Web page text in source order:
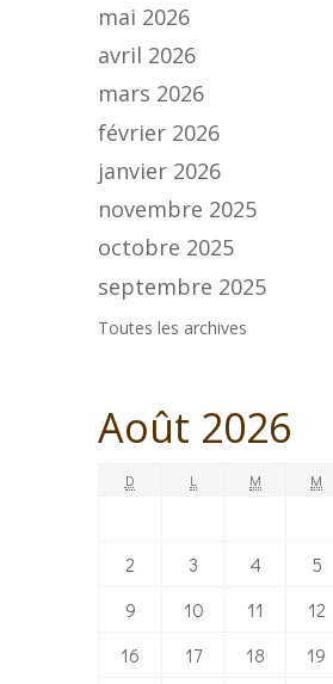
mai 2026
avril 2026
mars 2026
février 2026
janvier 2026
novembre 2025
octobre 2025
septembre 2025
Toutes les archives
Août 2026
D L M M
2
3 4 5
9
10 11 12
16
17 18 19